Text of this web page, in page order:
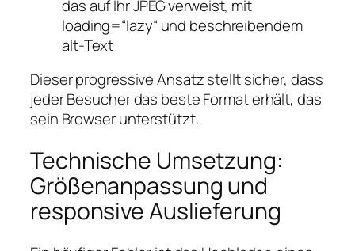
das auf Ihr JPEG verweist, mit
loading=“lazy“ und beschreibendem
alt-Text
Dieser progressive Ansatz stellt sicher, dass
jeder Besucher das beste Format erhält, das
sein Browser unterstützt.
Technische Umsetzung:
Größenanpassung und
responsive Auslieferung